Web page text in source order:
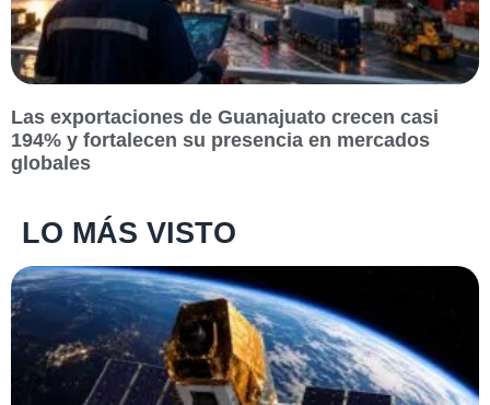
Las exportaciones de Guanajuato crecen casi
194% y fortalecen su presencia en mercados
globales
LO MÁS VISTO